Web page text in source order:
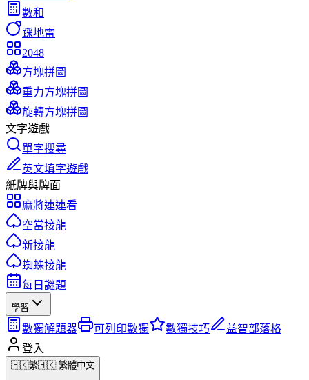
數和
踩地雷
2048
方塊拼圖
重力方塊拼圖
旋轉方塊拼圖
文字遊戲
單字搜尋
英文填字遊戲
紙牌與牌面
麻將連連看
空當接龍
新接龍
蜘蛛接龍
每日謎題
學習
數獨解題器 可列印數獨 數獨技巧
益智部落格
登入
🇭🇰繁🇭🇰 繁體中文